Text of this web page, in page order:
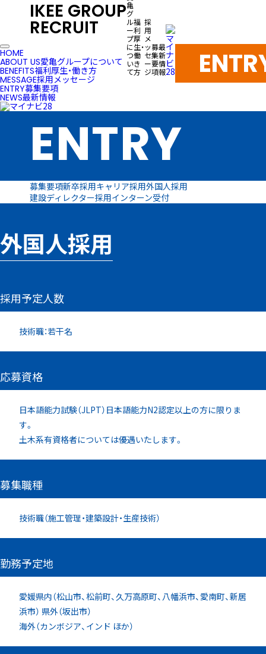
IKEE GROUP
RECRUIT
亀
グ
ル
ー
プ
に
つ
い
て
福
利
厚
生・
働
き
方
採
用
メ
ッ
セ
ー
ジ
募
集
要
項
最
新
情
報
HOME
ABOUT US愛亀グループについて
BENEFITS福利厚生・働き方
MESSAGE採用メッセージ
ENTRY募集要項
NEWS最新情報
ENTRY
募集要項新卒採用キャリア採用外国人採用
建設ディレクター採用インターン受付
外国人採用
採用予定人数
技術職：若干名
応募資格
日本語能力試験（JLPT）日本語能力N2認定以上の方に限りま
す。
土木系有資格者については優遇いたします。
募集職種
技術職（施工管理・建築設計・生産技術）
勤務予定地
愛媛県内（松⼭市、松前町、久万⾼原町、⼋幡浜市、愛南町、新居
浜市） 県外（坂出市）
海外（カンボジア、インド ほか）